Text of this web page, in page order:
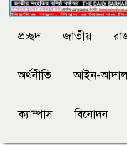
প্রচ্ছদ জাতীয়
অর্থনীতি আইন-
ক্যাম্পাস বিনোদন